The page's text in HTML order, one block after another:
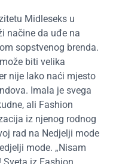
Midleseks u
načine da uđe na
sopstvenog brenda.
biti velika
nije lako naći mjesto
Imala je svega
ali Fashion
iz njenog rodnog
rad na Nedjelji mode
mode. „Nisam
Sveta iz Fashion